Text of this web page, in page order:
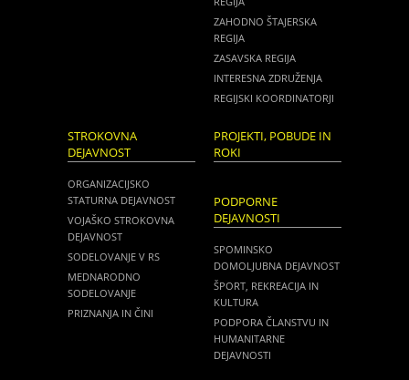
ZAHODNO ŠTAJERSKA
REGIJA
ZASAVSKA REGIJA
INTERESNA ZDRUŽENJA
REGIJSKI KOORDINATORJI
STROKOVNA
DEJAVNOST
ORGANIZACIJSKO
STATURNA DEJAVNOST
VOJAŠKO STROKOVNA
DEJAVNOST
SODELOVANJE V RS
MEDNARODNO
SODELOVANJE
PRIZNANJA IN ČINI
PROJEKTI, POBUDE IN
ROKI
PODPORNE
DEJAVNOSTI
SPOMINSKO
DOMOLJUBNA DEJAVNOST
ŠPORT, REKREACIJA IN
KULTURA
PODPORA ČLANSTVU IN
HUMANITARNE
DEJAVNOSTI